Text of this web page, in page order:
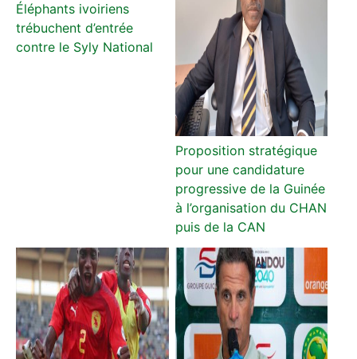
Éléphants ivoiriens
trébuchent d’entrée
contre le Syly National
Proposition stratégique
pour une candidature
progressive de la Guinée
à l’organisation du CHAN
puis de la CAN